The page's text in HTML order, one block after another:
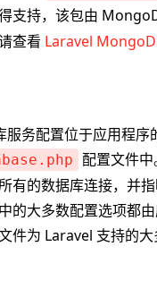
支持，该包由
查看 Laravel
服务配置位于应用程序
配置文件
有的数据库连接，并
的大多数配置选项都
件为 Laravel 支持的